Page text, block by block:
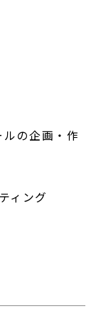
の企画・作
ィング